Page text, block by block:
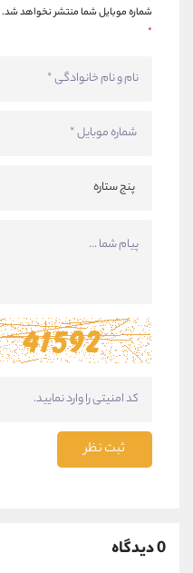
شماره موبایل شما منتشر نخواهد شد.
*
ثبت نظر
0 دیدگاه